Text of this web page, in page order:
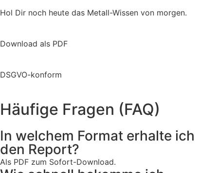
Hol Dir noch heute das Metall-Wissen von morgen.
Download als PDF
DSGVO-konform
Häufige Fragen (FAQ)
In welchem Format erhalte ich
den Report?
Als PDF zum Sofort-Download.